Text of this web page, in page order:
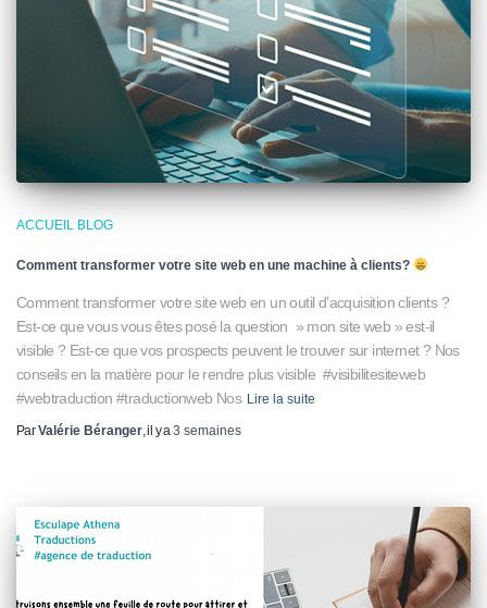
ACCUEIL BLOG
Comment transformer votre site web en une machine à clients?
Comment transformer votre site web en un outil d’acquisition clients ?
Est-ce que vous vous êtes posé la question » mon site web » est-il
visible ? Est-ce que vos prospects peuvent le trouver sur internet ? Nos
conseils en la matière pour le rendre plus visible #visibilitesiteweb
#webtraduction #traductionweb Nos Lire la suite
ParValérie Béranger, il y a3 semaines